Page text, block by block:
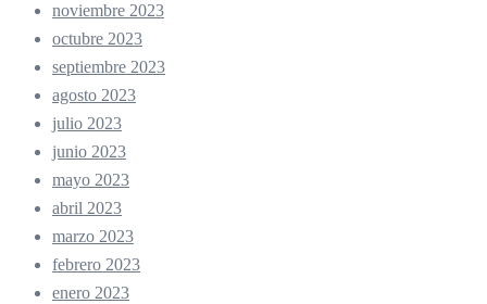
noviembre 2023
octubre 2023
septiembre 2023
agosto 2023
julio 2023
junio 2023
mayo 2023
abril 2023
marzo 2023
febrero 2023
enero 2023